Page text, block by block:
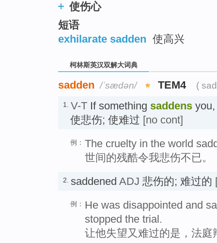
使伤心
短语
exhilarate sadden 使高兴
柯林斯英汉双解大词典
sadden /ˈsædən/ TEM4 (
1. V-T If something saddens
使悲伤; 使难过 [no cont]
例： The cruelty in the world
世间的残酷令我悲伤不已。
2. saddened ADJ 悲伤的; 难过的
例： He was disappointed and
stopped the trial.
让他失望又难过的是，法庭